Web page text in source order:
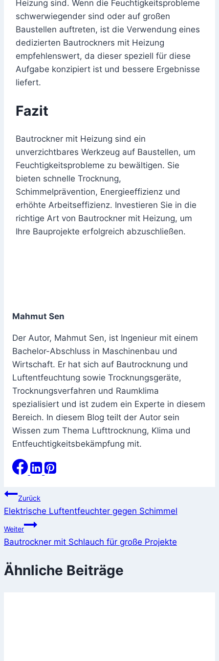
Heizung sind. Wenn die Feuchtigkeitsprobleme
schwerwiegender sind oder auf großen
Baustellen auftreten, ist die Verwendung eines
dedizierten Bautrockners mit Heizung
empfehlenswert, da dieser speziell für diese
Aufgabe konzipiert ist und bessere Ergebnisse
liefert.
Fazit
Bautrockner mit Heizung sind ein
unverzichtbares Werkzeug auf Baustellen, um
Feuchtigkeitsprobleme zu bewältigen. Sie
bieten schnelle Trocknung,
Schimmelprävention, Energieeffizienz und
erhöhte Arbeitseffizienz. Investieren Sie in die
richtige Art von Bautrockner mit Heizung, um
Ihre Bauprojekte erfolgreich abzuschließen.
Mahmut Sen
Der Autor, Mahmut Sen, ist Ingenieur mit einem
Bachelor-Abschluss in Maschinenbau und
Wirtschaft. Er hat sich auf Bautrocknung und
Luftentfeuchtung sowie Trocknungsgeräte,
Trocknungsverfahren und Raumklima
spezialisiert und ist zudem ein Experte in diesem
Bereich. In diesem Blog teilt der Autor sein
Wissen zum Thema Lufttrocknung, Klima und
Entfeuchtigkeitsbekämpfung mit.
Beitragsnavigation
Zurück
Elektrische Luftentfeuchter gegen Schimmel
Weiter
Bautrockner mit Schlauch für große Projekte
Ähnliche Beiträge